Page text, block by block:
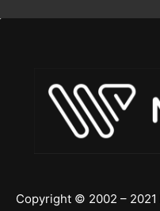
Copyright © 2002 – 2021